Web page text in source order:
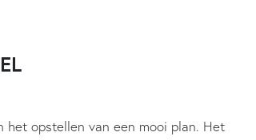
het opstellen van een mooi plan. Het